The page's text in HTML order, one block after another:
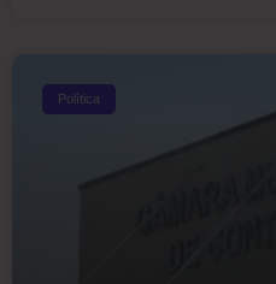
Política